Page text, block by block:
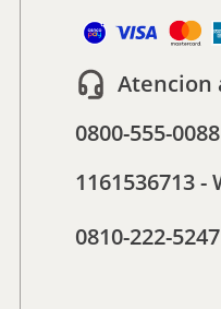
Atencion
0800-555-0088
1161536713 -
0810-222-5247